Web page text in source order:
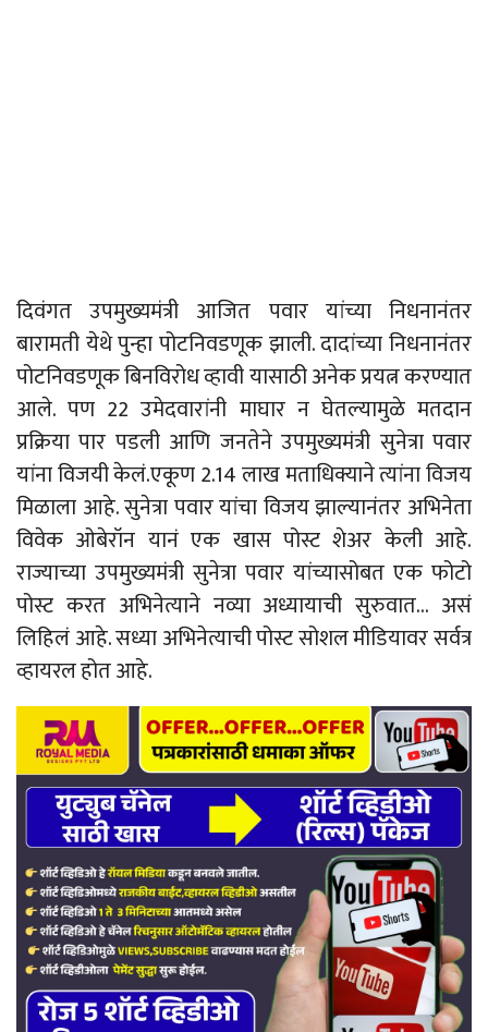
दिवंगत उपमुख्यमंत्री आजित पवार यांच्या निधनानंतर
बारामती येथे पुन्हा पोटनिवडणूक झाली. दादांच्या निधनानंतर
पोटनिवडणूक बिनविरोध व्हावी यासाठी अनेक प्रयत्न करण्यात
आले. पण 22 उमेदवारांनी माघार न घेतल्यामुळे मतदान
प्रक्रिया पार पडली आणि जनतेने उपमुख्यमंत्री सुनेत्रा पवार
यांना विजयी केलं.एकूण 2.14 लाख मताधिक्याने त्यांना विजय
मिळाला आहे. सुनेत्रा पवार यांचा विजय झाल्यानंतर अभिनेता
विवेक ओबेरॉन यानं एक खास पोस्ट शेअर केली आहे.
राज्याच्या उपमुख्यमंत्री सुनेत्रा पवार यांच्यासोबत एक फोटो
पोस्ट करत अभिनेत्याने नव्या अध्यायाची सुरुवात… असं
लिहिलं आहे. सध्या अभिनेत्याची पोस्ट सोशल मीडियावर सर्वत्र
व्हायरल होत आहे.